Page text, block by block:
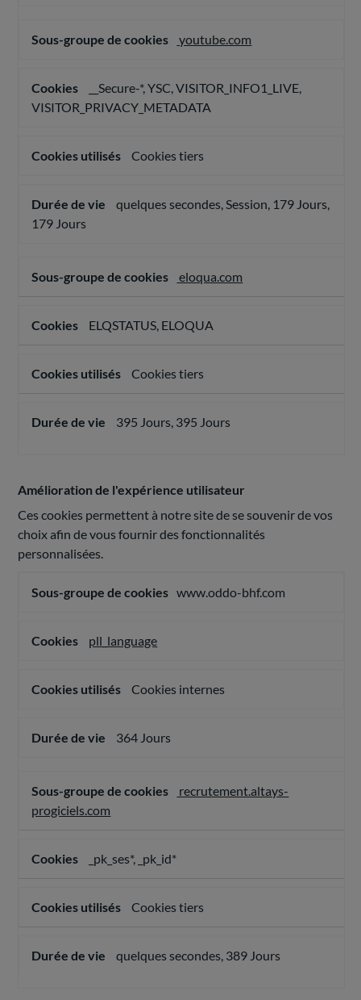
youtube.com
__Secure-*, YSC, VISITOR_INFO1_LIVE,
VISITOR_PRIVACY_METADATA
Cookies tiers
quelques secondes, Session, 179 Jours,
179 Jours
eloqua.com
ELQSTATUS, ELOQUA
Cookies tiers
395 Jours, 395 Jours
Amélioration de l'expérience utilisateur
Ces cookies permettent à notre site de se souvenir de vos
choix afin de vous fournir des fonctionnalités
personnalisées.
de
www.oddo-bhf.com
pll_language
Cookies internes
364 Jours
recrutement.altays-
progiciels.com
_pk_ses*, _pk_id*
Cookies tiers
quelques secondes, 389 Jours